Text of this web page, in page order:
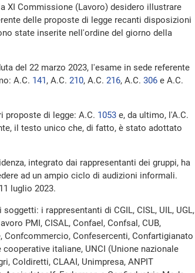
XI Commissione (Lavoro) desidero illustrare
delle proposte di legge recanti disposizioni
state inserite nell'ordine del giorno della
del 22 marzo 2023, l'esame in sede referente
A.C. 141​, A.C. 210​, A.C. 216​, A.C. 306 ​ e A.C.
proposte di legge: A.C. 1053 ​ e, da ultimo, l'A.C.
il testo unico che, di fatto, è stato adottato
integrato dai rappresentanti dei gruppi, ha
ad un ampio ciclo di audizioni informali.
luglio 2023.
i rappresentanti di CGIL, CISL, UIL, UGL,
PMI, CISAL, Confael, Confsal, CUB,
Confcommercio, Confesercenti, Confartigianato
italiane, UNCI (Unione nazionale
Coldiretti, CLAAI, Unimpresa, ANPIT